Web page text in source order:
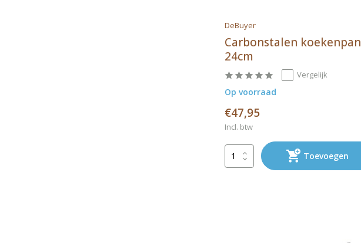
DeBuyer
Carbonstalen koekenpan
24cm
Vergelijk
Op voorraad
€47,95
Incl. btw
Toevoegen